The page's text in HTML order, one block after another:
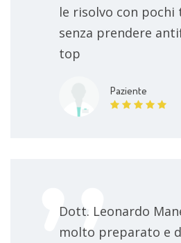
le risolvo con
senza prendere
top
Paziente
Dott. Leonardo
molto preparato e